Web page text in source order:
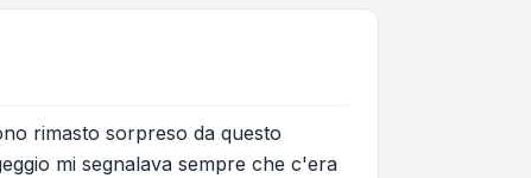
rimasto sorpreso da questo
mi segnalava sempre che c'era